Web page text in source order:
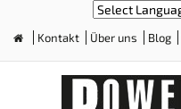
Kontakt Über uns Blog